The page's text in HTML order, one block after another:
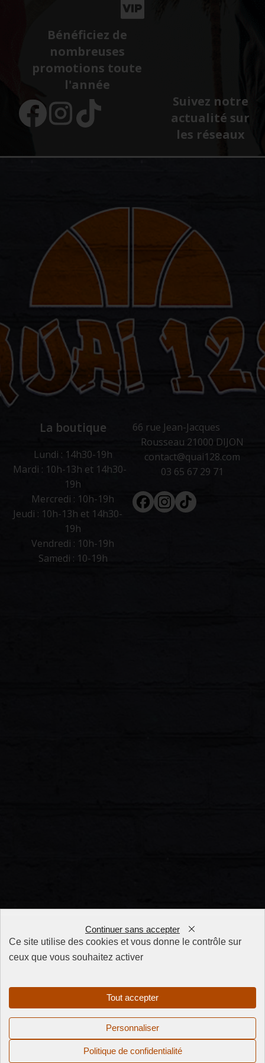
Bénéficiez de
nombreuses
promotions toute
l'année
Suivez notre
actualité sur
les réseaux
La boutique
Lundi : 14h30-19h
Mardi : 10h-13h et 14h30-
19h
Mercredi : 10h-19h
Jeudi : 10h-13h et 14h30-
19h
Vendredi : 10h-19h
Samedi : 10-19h
66 rue Jean-Jacques
Rousseau 21000 DIJON
contact@quai128.com
03 65 67 29 71
FacebookInstagram
Tiktok
Mentions
légales
Politique de
confidentialité
Ce site utilise des cookies et vous donne le contrôle sur
ceux que vous souhaitez activer
Tout accepter
Continuer sans accepter
Personnaliser
Politique de confidentialité